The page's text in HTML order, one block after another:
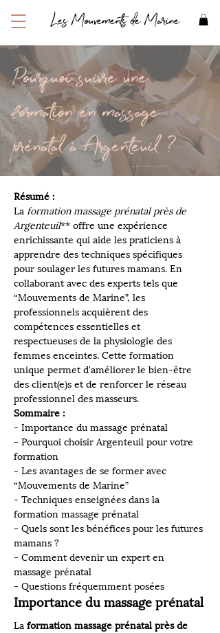
Les Mouvements de Marine
Pourquoi suivre une
formation en massage
prénatal à Argenteuil ?
Résumé :
La formation massage prénatal près de
Argenteuil** offre une expérience
enrichissante qui aide les praticiens à
apprendre des techniques spécifiques
pour soulager les futures mamans. En
collaborant avec des experts tels que
“Mouvements de Marine”, les
professionnels acquièrent des
compétences essentielles et
respectueuses de la physiologie des
femmes enceintes. Cette formation
unique permet d'améliorer le bien-être
des client(e)s et de renforcer le réseau
professionnel des masseurs.
Sommaire :
- Importance du massage prénatal
- Pourquoi choisir Argenteuil pour votre
formation
- Les avantages de se former avec
“Mouvements de Marine”
- Techniques enseignées dans la
formation massage prénatal
- Quels sont les bénéfices pour les futures
mamans ?
- Comment devenir un expert en
massage prénatal
- Questions fréquemment posées
Importance du massage prénatal
La formation massage prénatal près de